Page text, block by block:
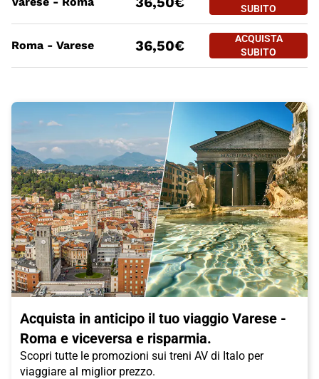
SUBITOVARESE -
PREZZO BIGLIETTO TRENO
ACQUISTA SUBITO
Roma - Varese 36,50€
ACQUISTA
SUBITO
ROMA -
Acquista in anticipo il tuo viaggio Varese -
Roma e viceversa e risparmia.
Scopri tutte le promozioni sui treni AV di Italo per
viaggiare al miglior prezzo.